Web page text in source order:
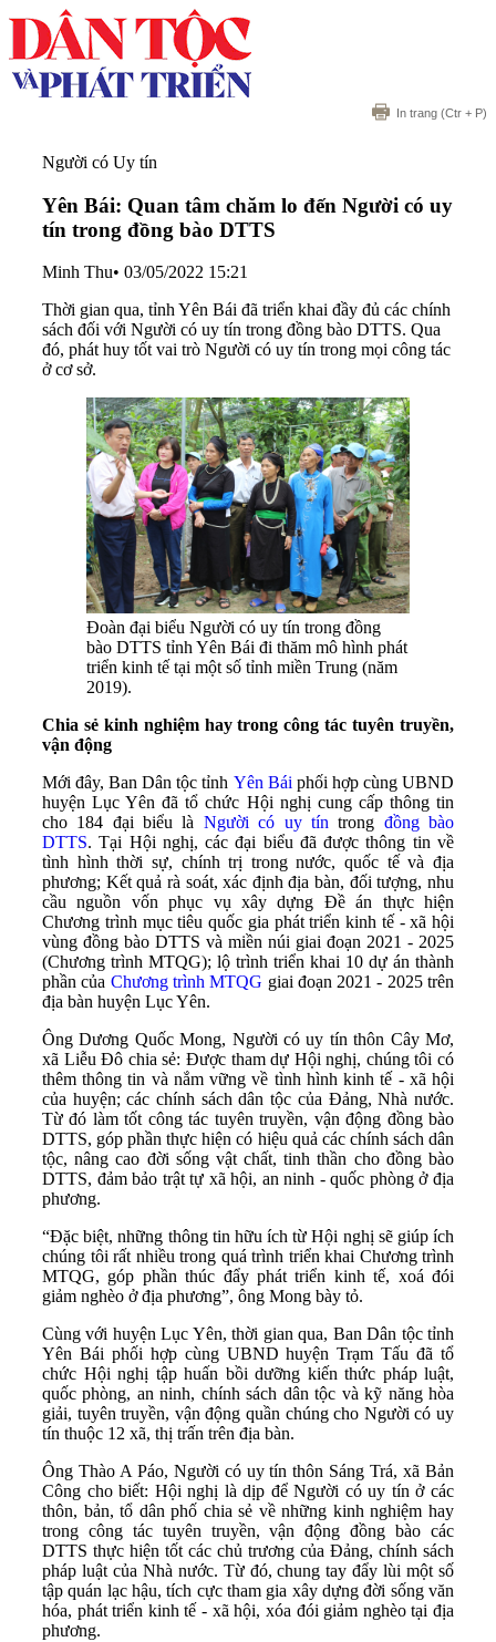
In trang (Ctr + P)
Người có Uy tín
Yên Bái: Quan tâm chăm lo đến Người có uy
tín trong đồng bào DTTS
Minh Thu• 03/05/2022 15:21
Thời gian qua, tỉnh Yên Bái đã triển khai đầy đủ các chính
sách đối với Người có uy tín trong đồng bào DTTS. Qua
đó, phát huy tốt vai trò Người có uy tín trong mọi công tác
ở cơ sở.
Đoàn đại biểu Người có uy tín trong đồng
bào DTTS tỉnh Yên Bái đi thăm mô hình phát
triển kinh tế tại một số tỉnh miền Trung (năm
2019).
Chia sẻ kinh nghiệm hay trong công tác tuyên truyền,
vận động
Mới đây, Ban Dân tộc tỉnh Yên Bái phối hợp cùng UBND
huyện Lục Yên đã tổ chức Hội nghị cung cấp thông tin
cho 184 đại biểu là Người có uy tín trong đồng bào
DTTS. Tại Hội nghị, các đại biểu đã được thông tin về
tình hình thời sự, chính trị trong nước, quốc tế và địa
phương; Kết quả rà soát, xác định địa bàn, đối tượng, nhu
cầu nguồn vốn phục vụ xây dựng Đề án thực hiện
Chương trình mục tiêu quốc gia phát triển kinh tế - xã hội
vùng đồng bào DTTS và miền núi giai đoạn 2021 - 2025
(Chương trình MTQG); lộ trình triển khai 10 dự án thành
phần của Chương trình MTQG giai đoạn 2021 - 2025 trên
địa bàn huyện Lục Yên.
Ông Dương Quốc Mong, Người có uy tín thôn Cây Mơ,
xã Liễu Đô chia sẻ: Được tham dự Hội nghị, chúng tôi có
thêm thông tin và nắm vững về tình hình kinh tế - xã hội
của huyện; các chính sách dân tộc của Đảng, Nhà nước.
Từ đó làm tốt công tác tuyên truyền, vận động đồng bào
DTTS, góp phần thực hiện có hiệu quả các chính sách dân
tộc, nâng cao đời sống vật chất, tinh thần cho đồng bào
DTTS, đảm bảo trật tự xã hội, an ninh - quốc phòng ở địa
phương.
“Đặc biệt, những thông tin hữu ích từ Hội nghị sẽ giúp ích
chúng tôi rất nhiều trong quá trình triển khai Chương trình
MTQG, góp phần thúc đẩy phát triển kinh tế, xoá đói
giảm nghèo ở địa phương”, ông Mong bày tỏ.
Cùng với huyện Lục Yên, thời gian qua, Ban Dân tộc tỉnh
Yên Bái phối hợp cùng UBND huyện Trạm Tấu đã tổ
chức Hội nghị tập huấn bồi dưỡng kiến thức pháp luật,
quốc phòng, an ninh, chính sách dân tộc và kỹ năng hòa
giải, tuyên truyền, vận động quần chúng cho Người có uy
tín thuộc 12 xã, thị trấn trên địa bàn.
Ông Thào A Páo, Người có uy tín thôn Sáng Trá, xã Bản
Công cho biết: Hội nghị là dịp để Người có uy tín ở các
thôn, bản, tổ dân phố chia sẻ về những kinh nghiệm hay
trong công tác tuyên truyền, vận động đồng bào các
DTTS thực hiện tốt các chủ trương của Đảng, chính sách
pháp luật của Nhà nước. Từ đó, chung tay đẩy lùi một số
tập quán lạc hậu, tích cực tham gia xây dựng đời sống văn
hóa, phát triển kinh tế - xã hội, xóa đói giảm nghèo tại địa
phương.